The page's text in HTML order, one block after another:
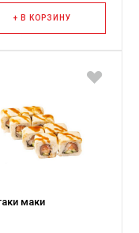
+ В КОРЗИНУ
маки